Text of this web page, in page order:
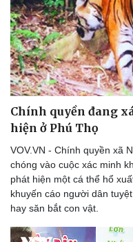
Chính quyền đang
hiện ở Phú Thọ
VOV.VN - Chính quyền xã
chóng vào cuộc xác minh
phát hiện một cá thể hổ
khuyến cáo người dân
hay săn bắt con vật.